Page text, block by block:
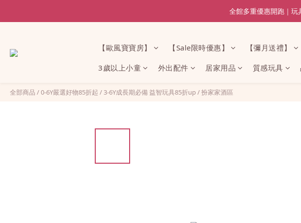
全館多重優惠開跑｜
【歐風寶寶房】 【Sale限時優惠】 【彌月送禮】
3歲以上小童 外出配件 居家用品 質感玩具
全部商品 /0-6Y嚴選好物85折起 /3-6Y成長期必備 益智玩具85折up/扮家家酒區